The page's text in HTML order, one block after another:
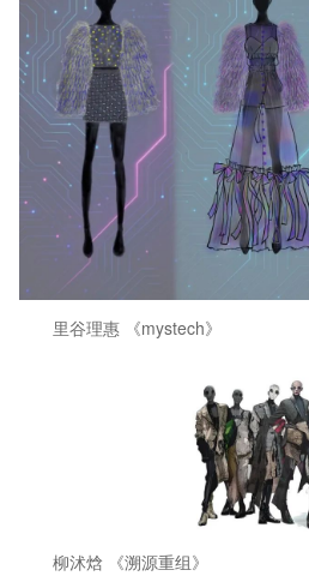
里谷理惠 《mystech》
柳沭焓 《溯源重组》